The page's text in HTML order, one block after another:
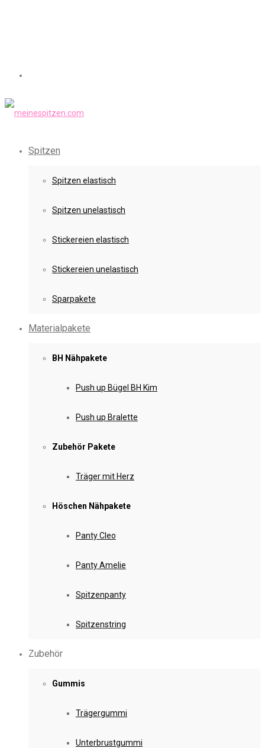
Spitzen
Spitzen elastisch
Spitzen unelastisch
Stickereien elastisch
Stickereien unelastisch
Sparpakete
Materialpakete
BH Nähpakete
Push up Bügel BH Kim
Push up Bralette
Zubehör Pakete
Träger mit Herz
Höschen Nähpakete
Panty Cleo
Panty Amelie
Spitzenpanty
Spitzenstring
Zubehör
Gummis
Trägergummi
Unterbrustgummi